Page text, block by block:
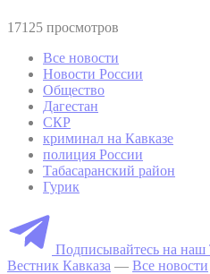
17125 просмотров
Все новости
Новости России
Общество
Дагестан
СКР
криминал на Кавказе
полиция России
Табасаранский район
Гурик
Подписывайтесь на наш
Вестник Кавказа — Все новости